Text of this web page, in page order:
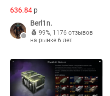
636.84 p
Berl1n.
99%, 1176 отзывов
на рынке 6 лет